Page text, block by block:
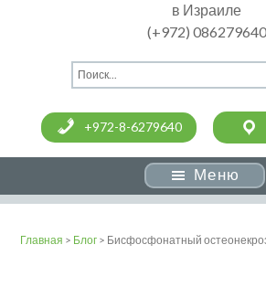
в Израиле
(+972) 086279640
+972-8-6279640
Меню
Главная > Блог > Бисфосфонатный